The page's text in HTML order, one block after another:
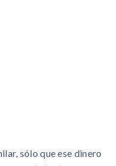
sólo que ese dinero